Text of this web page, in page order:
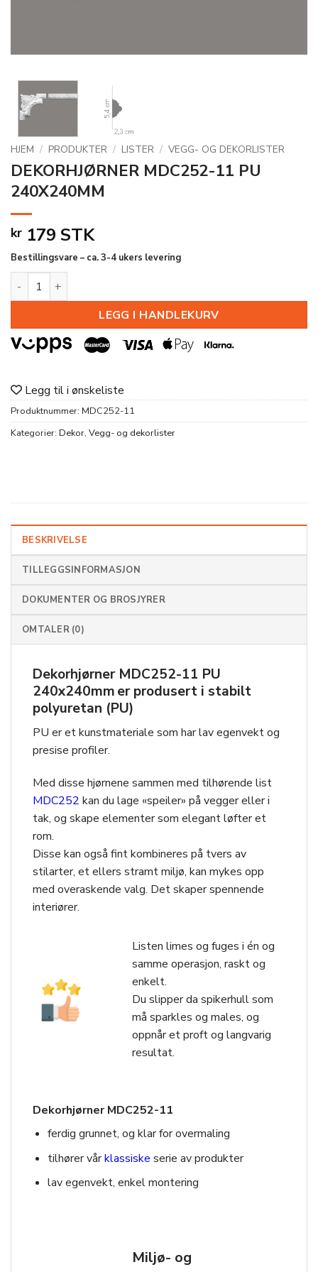
HJEM / PRODUKTER / LISTER / VEGG- OG DEKORLISTER
DEKORHJØRNER MDC252-11 PU
240X240MM
kr 179 STK
Bestillingsvare – ca. 3-4 ukers levering
DEKORHJØRNER MDC252-11 PU 240X240MM antall
LEGG I HANDLEKURV
Legg til i ønskeliste
Produktnummer: MDC252-11
Kategorier: Dekor, Vegg- og dekorlister
BESKRIVELSE
TILLEGGSINFORMASJON
DOKUMENTER OG BROSJYRER
OMTALER (0)
Dekorhjørner MDC252-11 PU
240x240mm er produsert i stabilt
polyuretan (PU)
PU er et kunstmateriale som har lav egenvekt og
presise profiler.
Med disse hjørnene sammen med tilhørende list
MDC252 kan du lage «speiler» på vegger eller i
tak, og skape elementer som elegant løfter et
rom.
Disse kan også fint kombineres på tvers av
stilarter, et ellers stramt miljø, kan mykes opp
med overaskende valg. Det skaper spennende
interiører.
Listen limes og fuges i én og
samme operasjon, raskt og
enkelt.
Du slipper da spikerhull som
må sparkles og males, og
oppnår et proft og langvarig
resultat.
Dekorhjørner MDC252-11
ferdig grunnet, og klar for overmaling
tilhører vårklassiske serie av produkter
lav egenvekt, enkel montering
Miljø- og